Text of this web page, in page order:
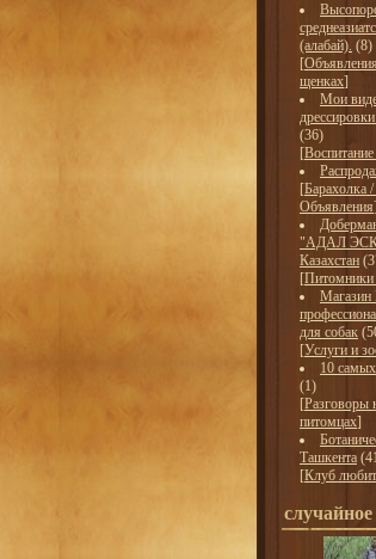
(алабай). (8)
[
щенках]
Мои
(36)
[
[Барахолка
Объявления]
"АДАЛ
Казахстан
[Питомники
для собак
[Услуги и
10
(1)
[Разговоры
питомцах]
Ташкента
[Клуб